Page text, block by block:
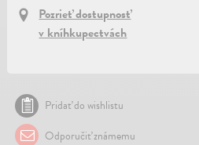
Pozrieť dostupnosť
v kníhkupectvách
Pridať do wishlistu
Odporučiť známemu